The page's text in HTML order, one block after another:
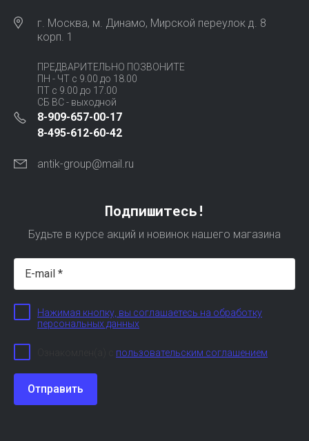
г. Москва, м. Динамо, Мирской переулок д. 8
корп. 1
ПРЕДВАРИТЕЛЬНО ПОЗВОНИТЕ
ПН - ЧТ с 9.00 до 18.00
ПТ с 9.00 до 17.00
СБ ВС - выходной
8-909-657-00-17
8-495-612-60-42
antik-group@mail.ru
Подпишитесь!
Будьте в курсе акций и новинок нашего магазина
Нажимая кнопку, вы соглашаетесь на обработку
персональных данных
пользовательским соглашением
Отправить